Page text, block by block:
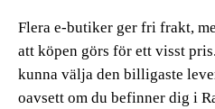
Flera e-butiker ger fri frakt,
att köpen görs för ett visst
kunna välja den billigaste
oavsett om du befinner dig i